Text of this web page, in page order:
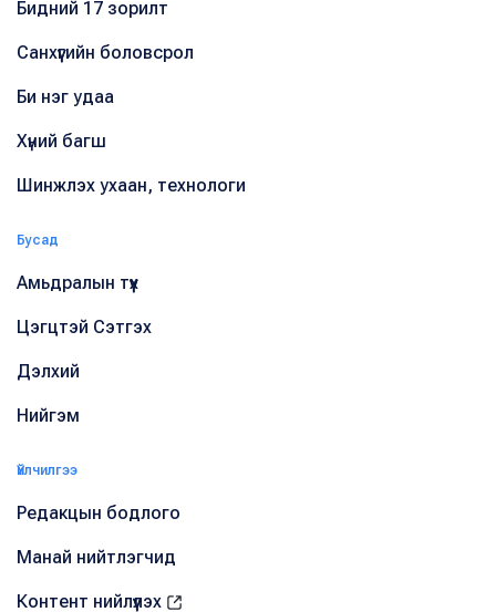
Бидний 17 зорилт
Санхүүгийн боловсрол
Би нэг удаа
Хүний багш
Шинжлэх ухаан, технологи
Бусад
Амьдралын түүх
Цэгцтэй Сэтгэх
Дэлхий
Нийгэм
Үйлчилгээ
Редакцын бодлого
Манай нийтлэгчид
Контент нийлүүлэх